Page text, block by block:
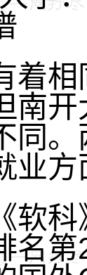
着
南
同
业
软
名